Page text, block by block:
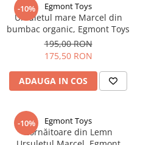
-10% Egmont Toys
Ursuletul mare Marcel din
bumbac organic, Egmont Toys
195,00 RON
175,50 RON
ADAUGA IN COS
-10% Egmont Toys
Zornăitoare din Lemn